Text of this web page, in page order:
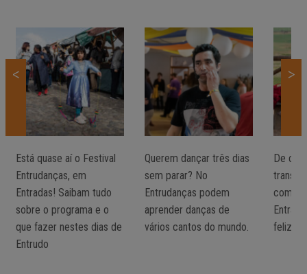
< >
Está quase aí o Festival
Entrudanças, em
Entradas! Saibam tudo
sobre o programa e o
que fazer nestes dias de
Entrudo
Querem dançar três dias
sem parar? No
Entrudanças podem
aprender danças de
vários cantos do mundo.
De
como
felizes